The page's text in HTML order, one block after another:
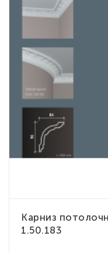
Карниз
1.50.183